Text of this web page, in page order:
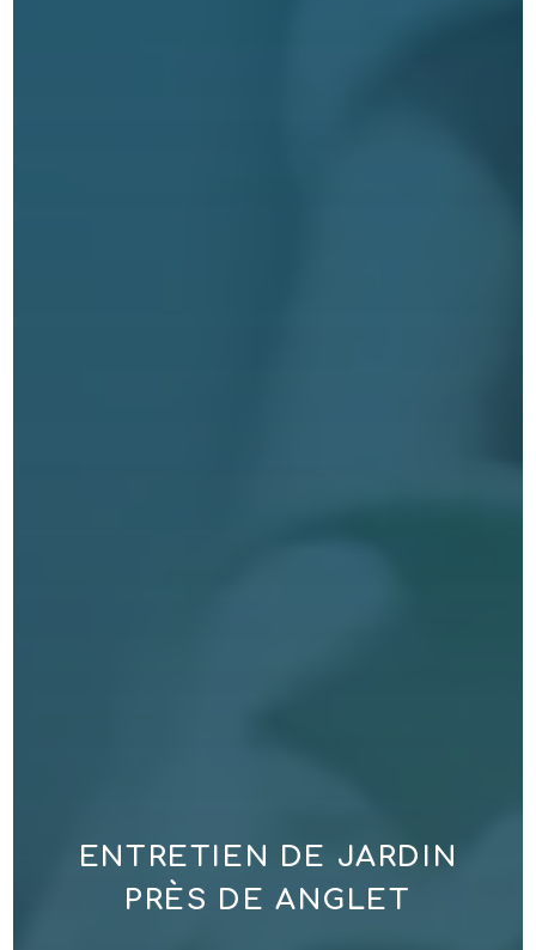
ENTRETIEN DE JARDIN
PRÈS DE ANGLET